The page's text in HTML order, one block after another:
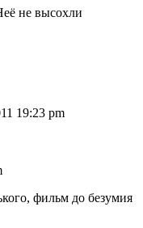
не высохли
19:23 pm
фильм до безумия